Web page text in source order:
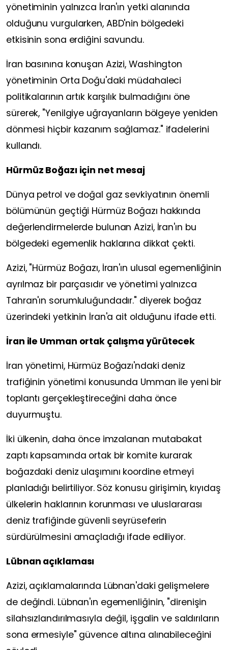
yönetiminin yalnızca İran'ın yetki alanında
olduğunu vurgularken, ABD'nin bölgedeki
etkisinin sona erdiğini savundu.
İran basınına konuşan Azizi, Washington
yönetiminin Orta Doğu'daki müdahaleci
politikalarının artık karşılık bulmadığını öne
sürerek, "Yenilgiye uğrayanların bölgeye yeniden
dönmesi hiçbir kazanım sağlamaz." ifadelerini
kullandı.
Hürmüz Boğazı için net mesaj
Dünya petrol ve doğal gaz sevkiyatının önemli
bölümünün geçtiği Hürmüz Boğazı hakkında
değerlendirmelerde bulunan Azizi, İran'ın bu
bölgedeki egemenlik haklarına dikkat çekti.
Azizi, "Hürmüz Boğazı, İran'ın ulusal egemenliğinin
ayrılmaz bir parçasıdır ve yönetimi yalnızca
Tahran'ın sorumluluğundadır." diyerek boğaz
üzerindeki yetkinin İran'a ait olduğunu ifade etti.
İran ile Umman ortak çalışma yürütecek
İran yönetimi, Hürmüz Boğazı'ndaki deniz
trafiğinin yönetimi konusunda Umman ile yeni bir
toplantı gerçekleştireceğini daha önce
duyurmuştu.
İki ülkenin, daha önce imzalanan mutabakat
zaptı kapsamında ortak bir komite kurarak
boğazdaki deniz ulaşımını koordine etmeyi
planladığı belirtiliyor. Söz konusu girişimin, kıyıdaş
ülkelerin haklarının korunması ve uluslararası
deniz trafiğinde güvenli seyrüseferin
sürdürülmesini amaçladığı ifade ediliyor.
Lübnan açıklaması
Azizi, açıklamalarında Lübnan'daki gelişmelere
de değindi. Lübnan'ın egemenliğinin, "direnişin
silahsızlandırılmasıyla değil, işgalin ve saldırıların
sona ermesiyle" güvence altına alınabileceğini